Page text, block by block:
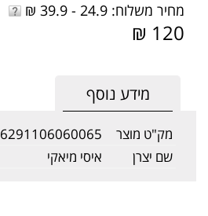
מחיר משלוח: 24.9 - 39.9 ₪
120 ₪
מידע נוסף
מק"ט מוצר
6291106060065
שם יצרן
איסי מיאקי